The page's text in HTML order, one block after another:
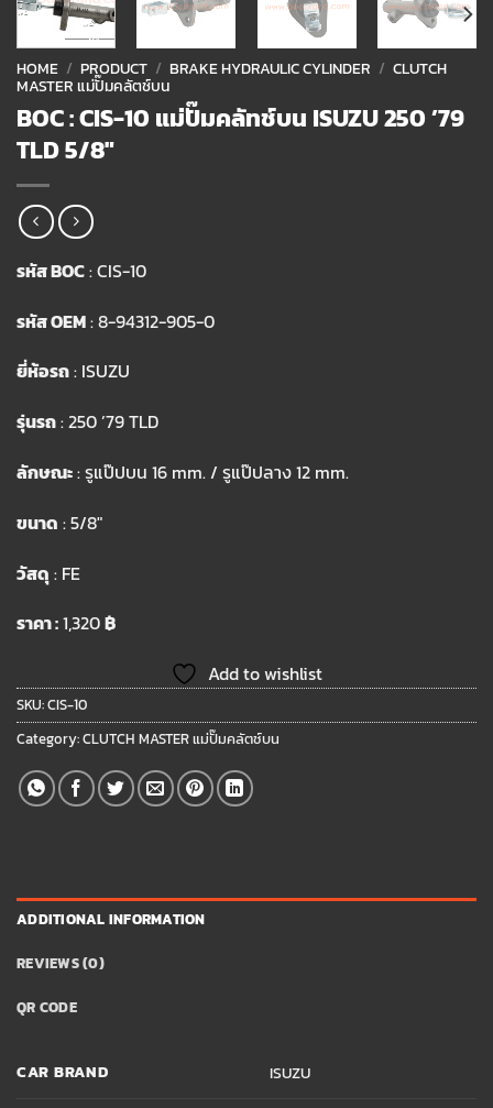
HOME / PRODUCT / BRAKE HYDRAULIC CYLINDER / CLUTCH
MASTER แม่ปั๊มคลัตช์บน
BOC : CIS-10 แม่ปั๊มคลัทช์บน ISUZU 250 ’79
TLD 5/8″
รหัส BOC: CIS-10
รหัส OEM: 8-94312-905-0
ยี่ห้อรถ: ISUZU
รุ่นรถ: 250 ’79 TLD
ลักษณะ: รูแป๊ปบน 16 mm. / รูแป๊ปลาง 12 mm.
ขนาด : 5/8″
วัสดุ : FE
ราคา :1,320฿
Add to wishlist
SKU:CIS-10
Category:CLUTCH MASTER แม่ปั๊มคลัตช์บน
ADDITIONAL INFORMATION
REVIEWS (0)
QR CODE
CAR BRAND ISUZU